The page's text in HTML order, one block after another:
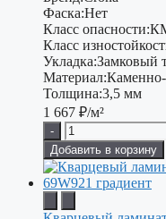
Фаска:Нет
Класс опасности:
Класс
Укладка:Замковый
Материал:
Толщина:3,5 мм
1 667 ₽/м²
-
Добавить в корзину